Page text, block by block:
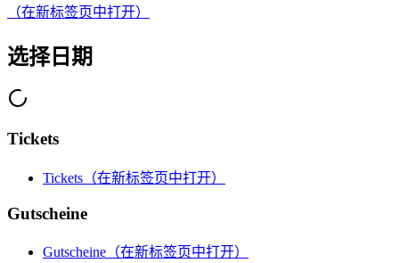
（在新标签页中打开）
选择日期
Tickets
Tickets （在新标签页中打开）
Gutscheine
Gutscheine （在新标签页中打开）